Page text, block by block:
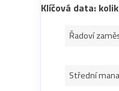
Klíčová data:
Řadoví
Střední